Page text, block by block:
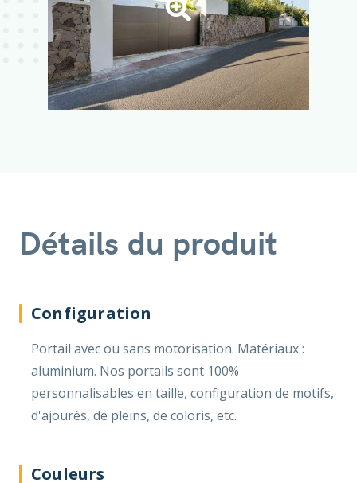
Détails du produit
Configuration
Portail avec ou sans motorisation. Matériaux :
aluminium. Nos portails sont 100%
personnalisables en taille, configuration de motifs,
d'ajourés, de pleins, de coloris, etc.
Couleurs